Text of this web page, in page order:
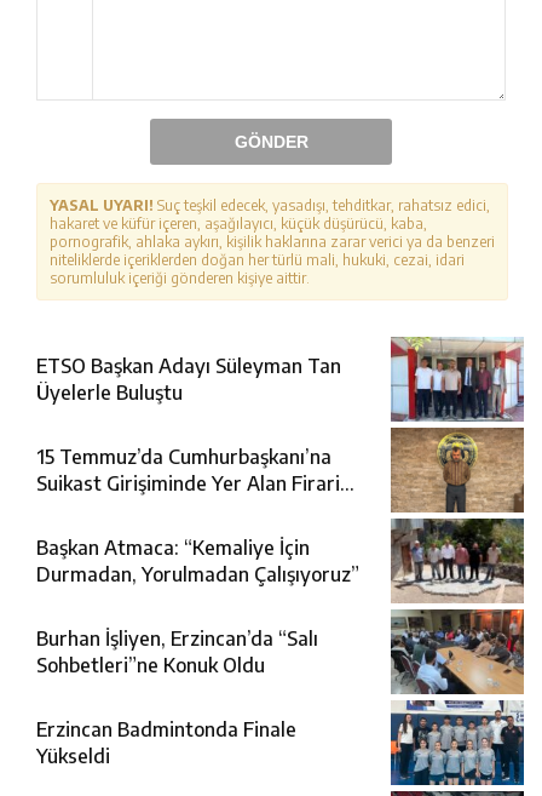
GÖNDER
YASAL UYARI! Suç teşkil edecek, yasadışı, tehditkar, rahatsız edici,
hakaret ve küfür içeren, aşağılayıcı, küçük düşürücü, kaba,
pornografik, ahlaka aykırı, kişilik haklarına zarar verici ya da benzeri
niteliklerde içeriklerden doğan her türlü mali, hukuki, cezai, idari
sorumluluk içeriği gönderen kişiye aittir.
ETSO Başkan Adayı Süleyman Tan
Üyelerle Buluştu
15 Temmuz’da Cumhurbaşkanı’na
Suikast Girişiminde Yer Alan Firari
Başkan Atmaca: “Kemaliye İçin
Durmadan, Yorulmadan Çalışıyoruz”
Burhan İşliyen, Erzincan’da “Salı
Sohbetleri”ne Konuk Oldu
Erzincan Badmintonda Finale
Yükseldi